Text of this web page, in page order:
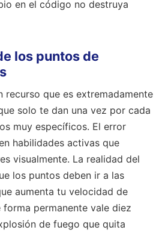
en el código no destruya
los puntos de
recurso que es extremadamente
solo te dan una vez por cada
muy específicos. El error
habilidades activas que
visualmente. La realidad del
los puntos deben ir a las
aumenta tu velocidad de
permanente vale diez
de fuego que quita